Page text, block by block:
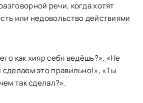
речи, когда хотят
или недовольство действиями
как хияр себя ведёшь?», «Не
сделаем это правильно!», «Ты
так сделал?».